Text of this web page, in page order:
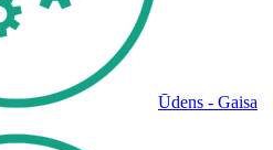
Ūdens - Gaisa